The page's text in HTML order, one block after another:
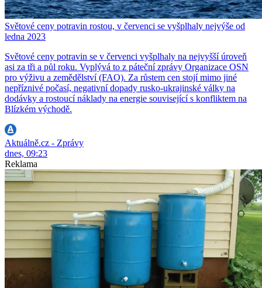
Světové ceny potravin rostou, v červenci se vyšplhaly nejvýše od
ledna 2023
Světové ceny potravin se v červenci vyšplhaly na nejvyšší úroveň
asi za tři a půl roku. Vyplývá to z páteční zprávy Organizace OSN
pro výživu a zemědělství (FAO). Za růstem cen stojí mimo jiné
nepříznivé počasí, negativní dopady rusko-ukrajinské války na
dodávky a rostoucí náklady na energie související s konfliktem na
Blízkém východě.
Aktuálně.cz - Zprávy
dnes, 09:23
Reklama